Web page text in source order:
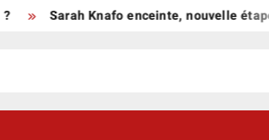
Sarah Knafo enceinte, nouvelle étape de